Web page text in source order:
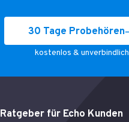
30 Tage Probehören
kostenlos & unverbindlich
Ratgeber für Echo Kunden